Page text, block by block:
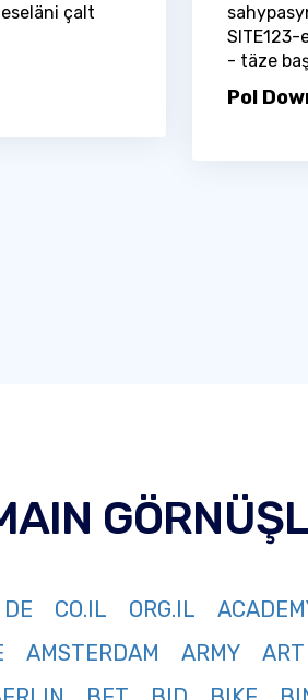
çalt
- täze
Pol
DE CO.IL ORG.IL
AMSTERDAM ARMY ART